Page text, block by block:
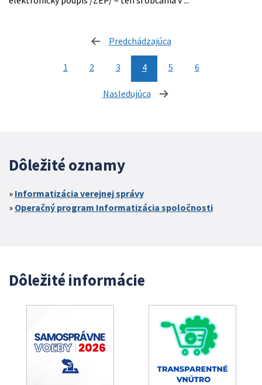
Predchádzajúca
1 2 3 4 5 6
Nasledujúca stránka
Dôležité oznamy
Informatizácia verejnej správy
Operačný program Informatizácia spoločnosti
Dôležité informácie